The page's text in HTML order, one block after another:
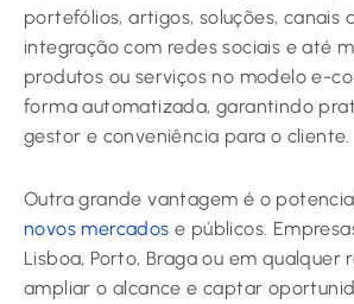
portefólios, artigos, soluções, canais
integração com redes sociais e até
produtos ou serviços no modelo e-
forma automatizada, garantindo
gestor e conveniência para o cliente.
Outra grande vantagem é o
novos mercados e públicos.
Lisboa, Porto, Braga ou em qualquer
ampliar o alcance e captar